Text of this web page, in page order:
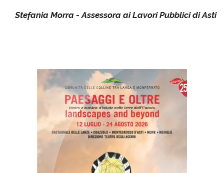
Stefania Morra - Assessora ai Lavori Pubblici di Asti